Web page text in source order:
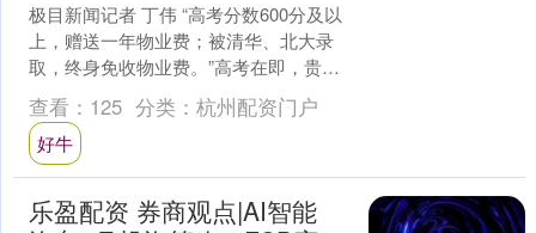
极目新闻记者 丁伟 “高考分数600分及以
上，赠送一年物业费；被清华、北大录
取，终身免收物业费。”高考在即，贵州
毕节一小区推出减免物业费的助考福
利，引发网友一片....
查看： 125 分类： 杭州配资门户
好牛
乐盈配资 券商观点|AI智能